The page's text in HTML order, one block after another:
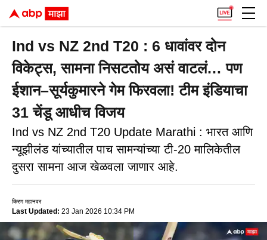
Ind vs NZ 2nd T20 : 6 धावांवर दोन
विकेट्स, सामना निसटतोय असं वाटलं… पण
ईशान–सूर्यकुमारने गेम फिरवला! टीम इंडियाचा
31 चेंडू आधीच विजय
Ind vs NZ 2nd T20 Update Marathi : भारत आणि
न्यूझीलंड यांच्यातील पाच सामन्यांच्या टी-20 मालिकेतील
दुसरा सामना आज खेळवला जाणार आहे.
किरण महानवर
Last Updated: 23 Jan 2026 10:34 PM